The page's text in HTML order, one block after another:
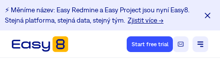
⚡️ Měníme název: Easy Redmine a Easy Project jsou nyní Easy8.
Stejná platforma, stejná data, stejný tým. Zjistit více →
Start free trial